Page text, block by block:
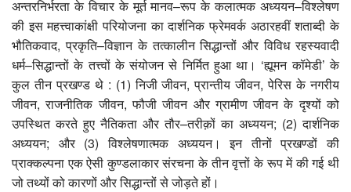
अन्तरनिर्भरता के विचार के मूर्त मानव–रूप के कलात्मक अध्ययन–विश्लेषण
की इस महत्त्वाकांक्षी परियोजना का दार्शनिक फ्रेमवर्क अठारहवीं शताब्दी के
भौतिकवाद, प्रकृति–विज्ञान के तत्कालीन सिद्धान्तों और विविध रहस्यवादी
धर्म–सिद्धान्तों के तत्त्वों के संयोजन से निर्मित हुआ था। ‘ह्यूमन कॉमेडी’ के
कुल तीन प्रखण्ड थे : (1) निजी जीवन, प्रान्तीय जीवन, पेरिस के नगरीय
जीवन, राजनीतिक जीवन, फौजी जीवन और ग्रामीण जीवन के दृश्यों को
उपस्थित करते हुए नैतिकता और तौर–तरीक़ों का अध्ययन; (2) दार्शनिक
अध्ययन; और (3) विश्लेषणात्मक अध्ययन। इन तीनों प्रखण्डों की
प्राक्कल्पना एक ऐसी कुण्डलाकार संरचना के तीन वृत्तों के रूप में की गई थी
जो तथ्यों को कारणों और सिद्धान्तों से जोड़ते हों।